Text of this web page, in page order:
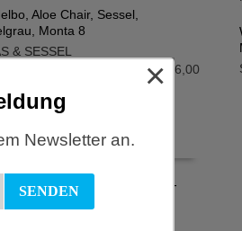
Aloe Chair, Sessel,
Monta 8
& SESSEL
2.256,00
WARENKORB
Mango Lounge Chair, orange-
Newsletter an.
×